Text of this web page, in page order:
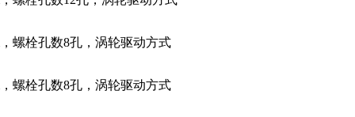
螺栓孔数8孔，涡轮驱动方式
螺栓孔数8孔，涡轮驱动方式